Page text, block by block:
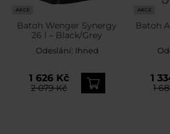
AKCE
Batoh Wenger Synergy
26 l – Black/Grey
Odeslání: Ihned
1 626 Kč
2 079 Kč
AKCE
Batoh
1
1